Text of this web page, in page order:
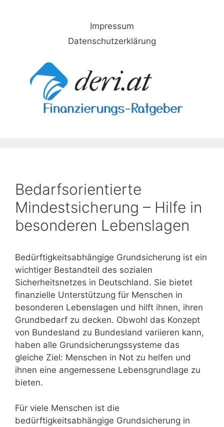
Impressum
Datenschutzerklärung
Bedarfsorientierte
Mindestsicherung – Hilfe in
besonderen Lebenslagen
Bedürftigkeitsabhängige Grundsicherung ist ein
wichtiger Bestandteil des sozialen
Sicherheitsnetzes in Deutschland. Sie bietet
finanzielle Unterstützung für Menschen in
besonderen Lebenslagen und hilft ihnen, ihren
Grundbedarf zu decken. Obwohl das Konzept
von Bundesland zu Bundesland variieren kann,
haben alle Grundsicherungssysteme das
gleiche Ziel: Menschen in Not zu helfen und
ihnen eine angemessene Lebensgrundlage zu
bieten.
Für viele Menschen ist die
bedürftigkeitsabhängige Grundsicherung in